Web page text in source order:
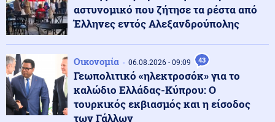
Ισπανία: Έως 15 Αυγούστου οι συνοριακοί έλεγχοι, λέει
η Μελόνι
Κοινωνία 07.08.2026 - 19:08
Κρήτη: Η σοκαριστική στιγμή που τουρίστας φέρεται
να ζήτησε να ασελγήσει σε ανήλικη επί πληρωμή
Κοινωνία 07.08.2026 - 19:03
αστυνομικό που ζήτησε τα ρέστα από
Έλληνες εντός Αλεξανδρούπολης
Οικονομία 06.08.2026 - 09:09 43
Γεωπολιτικό «ηλεκτροσόκ» για το
καλώδιο Ελλάδας-Κύπρου: Ο
τουρκικός εκβιασμός και η είσοδος
των Γάλλων